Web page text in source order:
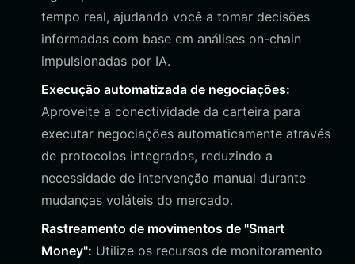
tempo real, ajudando você a tomar decisões
informadas com base em análises on-chain
impulsionadas por IA.
Execução automatizada de negociações:
Aproveite a conectividade da carteira para
executar negociações automaticamente através
de protocolos integrados, reduzindo a
necessidade de intervenção manual durante
mudanças voláteis do mercado.
Rastreamento de movimentos de "Smart
Money": Utilize os recursos de monitoramento